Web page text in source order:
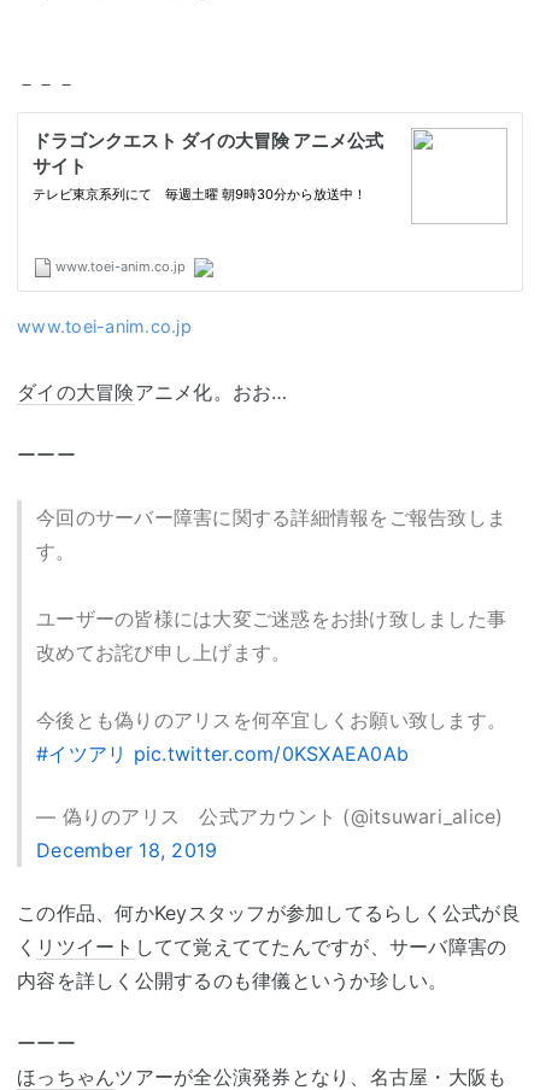
－－－
www.toei-anim.co.jp
ダイの大冒険アニメ化。おお…
ーーー
今回のサーバー障害に関する詳細情報をご報告致しま
す。
ユーザーの皆様には大変ご迷惑をお掛け致しました事
改めてお詫び申し上げます。
今後とも偽りのアリスを何卒宜しくお願い致します。
#イツアリ pic.twitter.com/0KSXAEA0Ab
— 偽りのアリス 公式アカウント (@itsuwari_alice)
December 18, 2019
この作品、何かKeyスタッフが参加してるらしく公式が良
く リツイート してて覚えててたんですが、サーバ障害の
内容を詳しく公開するのも律儀というか珍しい。
ーーー
ほっちゃんツアーが全公演発券となり、名古屋・大阪も